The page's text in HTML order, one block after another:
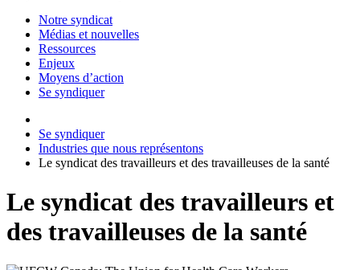
Notre syndicat
Médias et nouvelles
Ressources
Enjeux
Moyens d’action
Se syndiquer
Se syndiquer
Industries que nous représentons
Le syndicat des travailleurs et des travailleuses de la santé
Le syndicat des travailleurs et
des travailleuses de la santé